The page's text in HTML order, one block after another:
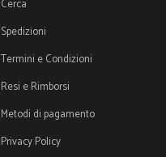
Cerca
Spedizioni
Termini e Condizioni
Resi e Rimborsi
Metodi di pagamento
Privacy Policy